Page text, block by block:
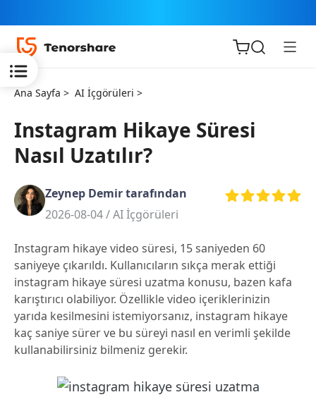
ReiBoot
PDNob
iAnyGo
Ana Sayfa > AI İçgörüleri >
Instagram Hikaye Süresi
Nasıl Uzatılır?
Zeynep Demir tarafından
2026-08-04 /AI İçgörüleri
Instagram hikaye video süresi, 15 saniyeden 60
saniyeye çıkarıldı. Kullanıcıların sıkça merak ettiği
instagram hikaye süresi uzatma konusu, bazen kafa
karıştırıcı olabiliyor. Özellikle video içeriklerinizin
yarıda kesilmesini istemiyorsanız, instagram hikaye
kaç saniye sürer ve bu süreyi nasıl en verimli şekilde
kullanabilirsiniz bilmeniz gerekir.